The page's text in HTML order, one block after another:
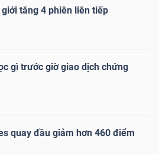
tăng 4 phiên liên tiếp
gì trước giờ giao dịch chứng
quay đầu giảm hơn 460 điểm